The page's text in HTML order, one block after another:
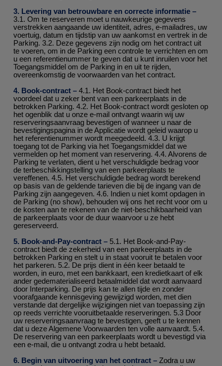
3. Levering van betrouwbare en correcte informatie –
3.1. Om te reserveren moet u nauwkeurige gegevens
verstrekken aangaande uw identiteit, adres, e-mailadres, uw
voertuig, datum en tijdstip van uw aankomst en vertrek in de
Parking. 3.2. Deze gegevens zijn nodig om het contract uit
te voeren, om in de Parking een controle te verrichten en om
u een referentienummer te geven dat u kunt inruilen voor het
Toegangsmiddel om de Parking in en uit te rijden,
overeenkomstig de voorwaarden van het contract.
4. Book-contract – 4.1. Het Book-contract biedt het
voordeel dat u zeker bent van een parkeerplaats in de
betrokken Parking. 4.2. Het Book-contract wordt gesloten op
het ogenblik dat u onze e-mail ontvangt waarin wij uw
reserveringsaanvraag bevestigen of wanneer u naar de
bevestigingspagina in de Applicatie wordt geleid waarop u
het referentienummer wordt meegedeeld. 4.3. U krijgt
toegang tot de Parking via het Toegangsmiddel dat we
vermelden op het moment van reservering. 4.4. Alvorens de
Parking te verlaten, dient u het verschuldigde bedrag voor
de terbeschikkingstelling van een parkeerplaats te
vereffenen. 4.5. Het verschuldigde bedrag wordt berekend
op basis van de geldende tarieven die bij de ingang van de
Parking zijn aangegeven. 4.6. Indien u niet komt opdagen in
de Parking (no show), behouden wij ons het recht voor om u
de kosten aan te rekenen van de niet-beschikbaarheid van
de parkeerplaats voor de duur waarvoor u ze hebt
gereserveerd.
5. Book-and-Pay-contract – 5.1. Het Book-and-Pay-
contract biedt de zekerheid van een parkeerplaats in de
betrokken Parking en stelt u in staat vooruit te betalen voor
het parkeren. 5.2. De prijs dient in één keer betaald te
worden, in euro, met een bankkaart, een kredietkaart of elk
ander gedematerialiseerd betaalmiddel dat wordt aanvaard
door Interparking. De prijs kan te allen tijde en zonder
voorafgaande kennisgeving gewijzigd worden, met dien
verstande dat dergelijke wijzigingen niet van toepassing zijn
op reeds verrichte vooruitbetaalde reserveringen. 5.3 Door
uw reserveringsaanvraag te bevestigen, geeft u te kennen
dat u deze Algemene Voorwaarden ten volle aanvaardt. 5.4.
De reservering van een parkeerplaats wordt u bevestigd via
een e-mail, die u ontvangt zodra u hebt betaald.
6. Begin van uitvoering van het contract – Zodra u uw